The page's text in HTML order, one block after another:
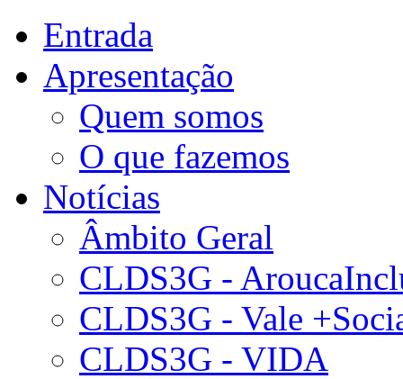
Entrada
Apresentação
Quem somos
O que fazemos
Notícias
Âmbito Geral
CLDS3G -
CLDS3G - Vale
CLDS3G - VIDA